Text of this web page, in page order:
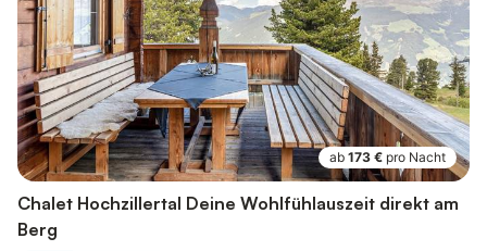
ab 173 € pro Nacht
Chalet Hochzillertal Deine Wohlfühlauszeit direkt am
Berg